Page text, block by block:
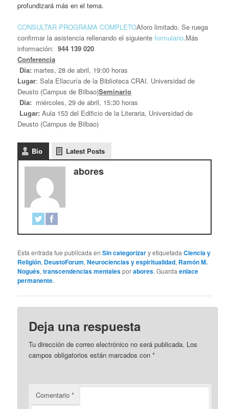
profundizará más en el tema.
CONSULTAR PROGRAMA COMPLETOAforo limitado. Se ruega
confirmar la asistencia rellenando el siguienteformulario.Más
información: 944 139 020
Conferencia
Día: martes, 28 de abril, 19:00 horas
Lugar: Sala Ellacuría de la Biblioteca CRAI. Universidad de
Deusto (Campus de Bilbao)Seminario
Día: miércoles, 29 de abril, 15:30 horas
Lugar: Aula 153 del Edificio de la Literaria, Universidad de
Deusto (Campus de Bilbao)
Bio Latest Posts
abores
Esta entrada fue publicada enSin categorizary etiquetadaCiencia y
Religión, DeustoForum,Neurociencias y espiritualidad, Ramón M.
Nogués,transcendencias mentalesporabores. Guardaenlace
permanente.
Deja una respuesta
Tu dirección de correo electrónico no será publicada. Los
campos obligatorios están marcados con*
Comentario*